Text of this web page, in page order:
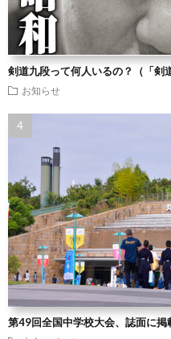
剣道九段って何人いるの？（「剣
お知らせ
第49回全国中学校大会、誌面に